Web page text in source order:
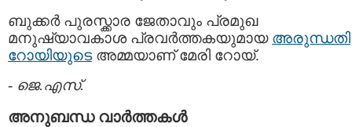
ബുക്കര്‍ പുരസ്ക്കാര ജേതാവും പ്രമുഖ
മനുഷ്യാവകാശ പ്രവര്‍ത്തകയുമായ അരുന്ധതി
റോയിയുടെഅമ്മയാണ് മേരി റോയ്‌.
- ജെ.എസ്.
അനുബന്ധ വാര്‍ത്തകള്‍